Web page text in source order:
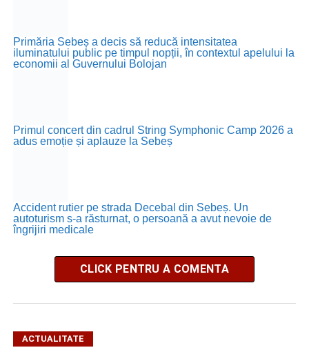
Primăria Sebeș a decis să reducă intensitatea
iluminatului public pe timpul nopții, în contextul apelului la
economii al Guvernului Bolojan
Primul concert din cadrul String Symphonic Camp 2026 a
adus emoție și aplauze la Sebeș
Accident rutier pe strada Decebal din Sebeș. Un
autoturism s-a răsturnat, o persoană a avut nevoie de
îngrijiri medicale
CLICK PENTRU A COMENTA
ACTUALITATE